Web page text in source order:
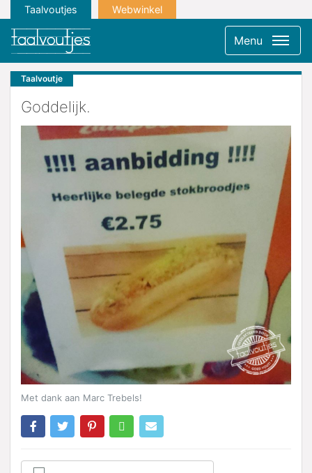
Taalvoutjes Webwinkel
Menu
Taalvoutje
Goddelijk.
Met dank aan Marc Trebels!